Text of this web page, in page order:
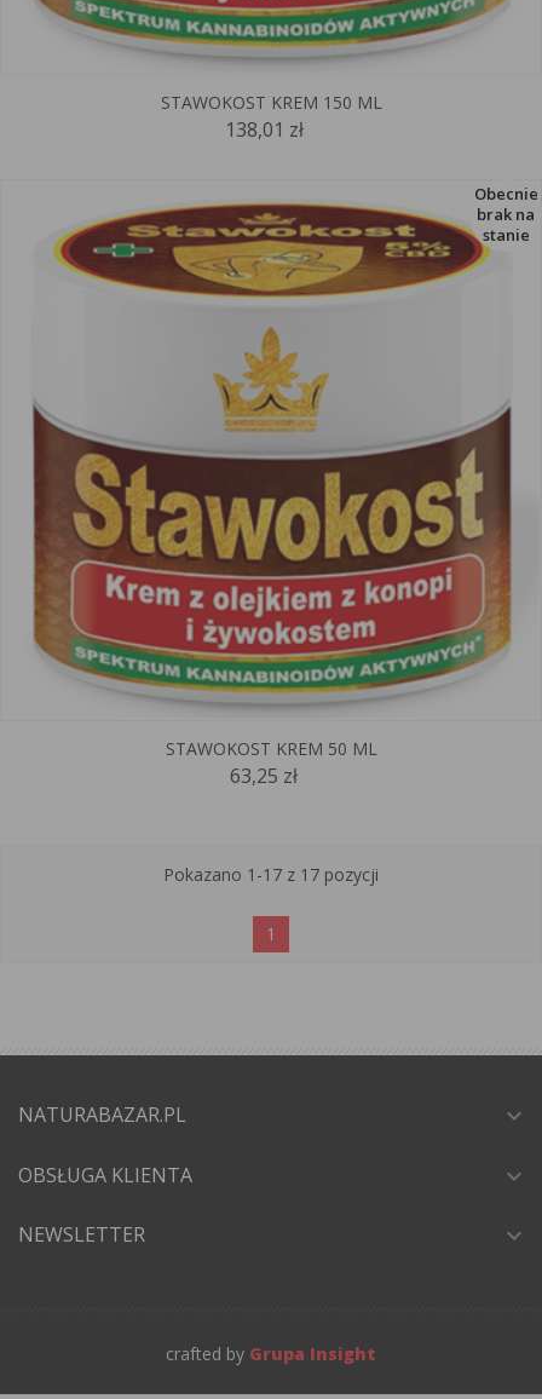
STAWOKOST KREM 150 ML
138,01 zł
Obecnie
brak na
stanie
STAWOKOST KREM 50 ML
63,25 zł
Pokazano 1-17 z 17 pozycji
1
NATURABAZAR.PL expand_more
OBSŁUGA KLIENTA expand_more
NEWSLETTER expand_more
crafted by Grupa Insight